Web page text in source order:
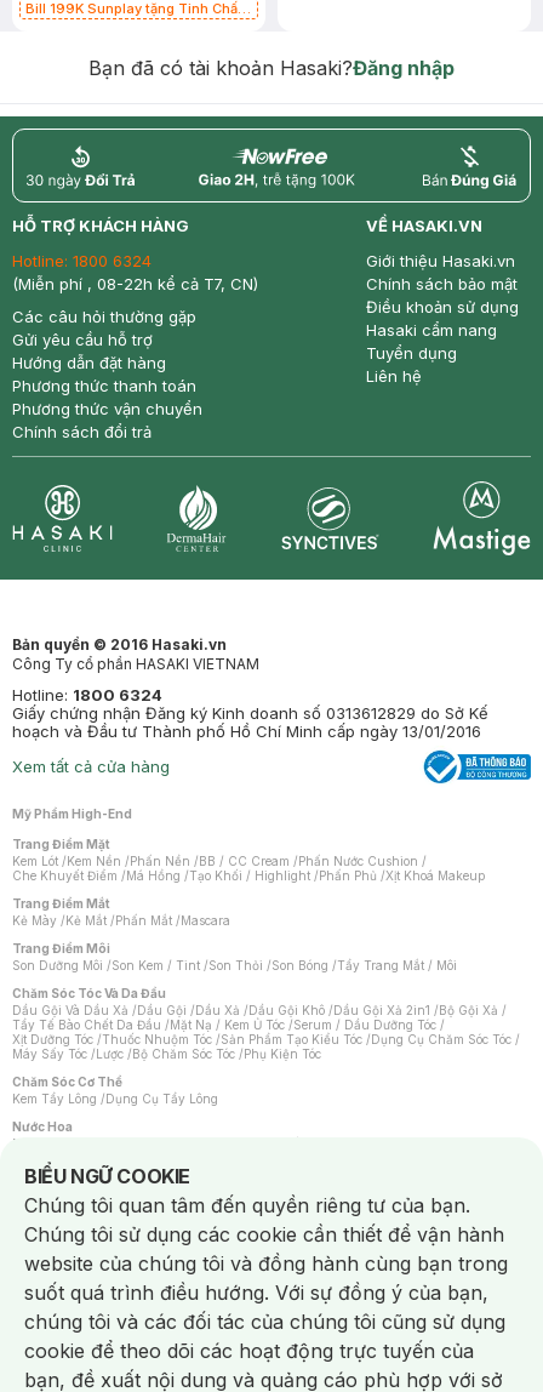
Bill 199K Sunplay tặng Tinh Chất
Bạn đã có tài khoản Hasaki?Đăng nhập
return nowfree price
HỖ TRỢ KHÁCH HÀNG
Hotline: 1800 6324
(Miễn phí , 08-22h kể cả T7, CN)
Các câu hỏi thường gặp
Gửi yêu cầu hỗ trợ
Hướng dẫn đặt hàng
Phương thức thanh toán
Phương thức vận chuyển
Chính sách đổi trả
VỀ HASAKI.VN
Giới thiệu Hasaki.vn
Chính sách bảo mật
Điều khoản sử dụng
Hasaki cẩm nang
Tuyển dụng
Liên hệ
Bản quyền © 2016 Hasaki.vn
Công Ty cổ phần HASAKI VIETNAM
Hotline: 1800 6324
Giấy chứng nhận Đăng ký Kinh doanh số 0313612829 do Sở Kế
hoạch và Đầu tư Thành phố Hồ Chí Minh cấp ngày 13/01/2016
Xem tất cả cửa hàng
Mỹ Phẩm High-End
Trang Điểm Mặt
Kem Lót /Kem Nền /Phấn Nền /BB / CC Cream /Phấn Nước Cushion /
Che Khuyết Điểm /Má Hồng /Tạo Khối / Highlight /Phấn Phủ /Xịt Khoá Makeup
Trang Điểm Mắt
Kẻ Mày /Kẻ Mắt /Phấn Mắt /Mascara
Trang Điểm Môi
Son Dưỡng Môi /Son Kem / Tint /Son Thỏi /Son Bóng /Tẩy Trang Mắt / Môi
Chăm Sóc Tóc Và Da Đầu
Dầu Gội Và Dầu Xả /Dầu Gội /Dầu Xả /Dầu Gội Khô /Dầu Gội Xả 2in1 /Bộ Gội Xả /
Tẩy Tế Bào Chết Da Đầu /Mặt Nạ / Kem Ủ Tóc /Serum / Dầu Dưỡng Tóc /
Xịt Dưỡng Tóc /Thuốc Nhuộm Tóc /Sản Phẩm Tạo Kiểu Tóc /Dụng Cụ Chăm Sóc Tóc /
Máy Sấy Tóc /Lược /Bộ Chăm Sóc Tóc /Phụ Kiện Tóc
Chăm Sóc Cơ Thể
Kem Tẩy Lông /Dụng Cụ Tẩy Lông
Nước Hoa
Nước Hoa Nữ
Chăm Sóc Cá Nhân
Chống Muỗi /Khẩu Trang /Máy Massage/Mặt Nạ Xông Hơi /Nước Rửa Tay/
Sản Phẩm Chăm Sóc Khác /Bàn Chải Đánh Răng /Bàn Chải Điện/
Hỗ Trợ Trắng Răng/Kem Đánh Răng /Máy Tăm Nước/ Nước Súc Miệng/
Tăm / Chỉ Nha Khoa/ Xịt Thơm Miệng / Dung Dịch Vệ Sinh/Dưỡng Vùng Kín/
Khăn Ướt Vệ Sinh Vùng Kín/Băng Vệ Sinh/Tampon/Bọt Cạo Râu /Dao Cạo Râu/
Máy Cạo Râu
Vấn Đề Về Da
Da Dầu / Lỗ Chân Lông To/ Da Khô / Mất Nước/ Da Lão Hóa/ Da Mụn/
Da Nhạy Cảm / Kích Ứng
Da Xỉn Màu Thâm / Nám / Tàn Nhang
Quầng Thâm & Bọng Mắt /Sẹo /Viêm Da Cơ Địa
Dụng Cụ / Phụ Kiện Chăm Sóc Da
BIỂU NGỮ COOKIE
Notice about cookies usage
Chúng tôi quan tâm đến quyền riêng tư của bạn.
Chúng tôi sử dụng các cookie cần thiết để vận hành
website của chúng tôi và đồng hành cùng bạn trong
suốt quá trình điều hướng. Với sự đồng ý của bạn,
chúng tôi và các đối tác của chúng tôi cũng sử dụng
cookie để theo dõi các hoạt động trực tuyến của
bạn, đề xuất nội dung và quảng cáo phù hợp với sở